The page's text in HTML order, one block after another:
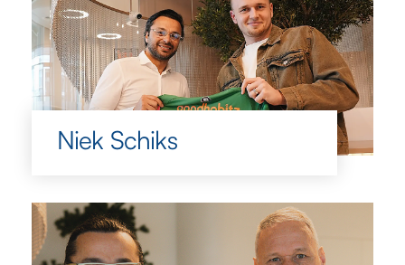
Niek Schiks